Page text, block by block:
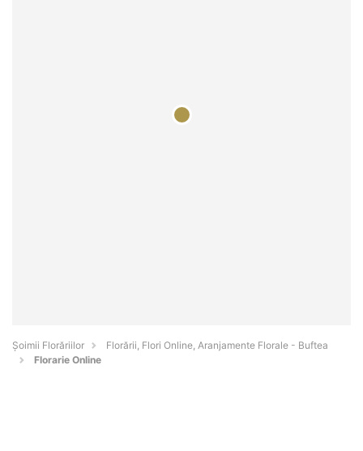
Șoimii Florăriilor
Florării, Flori Online, Aranjamente Florale - Buftea
Florarie Online